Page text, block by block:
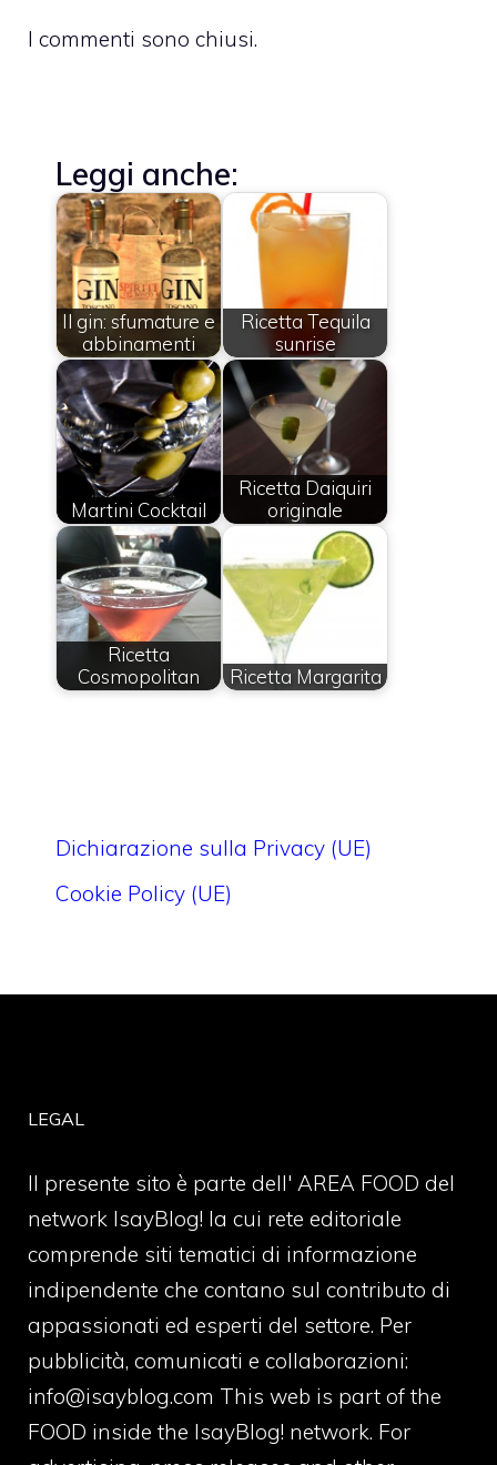
I commenti sono chiusi.
Leggi anche:
Il gin: sfumature e
abbinamenti
Ricetta Tequila
sunrise
Martini Cocktail
Ricetta Daiquiri
originale
Ricetta
Cosmopolitan
Ricetta Margarita
Dichiarazione sulla Privacy (UE)
Cookie Policy (UE)
LEGAL
Il presente sito è parte dell' AREA FOOD del
network IsayBlog! la cui rete editoriale
comprende siti tematici di informazione
indipendente che contano sul contributo di
appassionati ed esperti del settore. Per
pubblicità, comunicati e collaborazioni:
info@isayblog.com This web is part of the
FOOD inside the IsayBlog! network. For